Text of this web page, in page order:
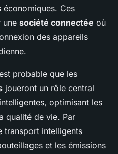
économiques. Ces
une société connectée où
des appareils
probable que les
joueront un rôle central
optimisant les
qualité de vie. Par
transport intelligents
et les émissions